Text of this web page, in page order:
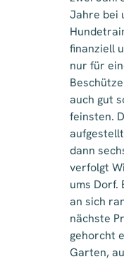
Jahre bei
finanziell
nur für
auch gut
feinsten.
dann
verfolgt
ums Dorf.
an sich
nächste
gehorcht
Garten,